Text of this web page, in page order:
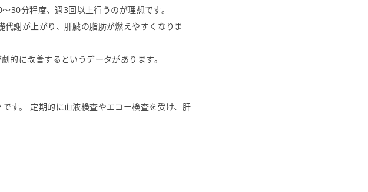
30分程度、週3回以上行うのが理想です。
謝が上がり、肝臓の脂肪が燃えやすくなりま
的に改善するというデータがあります。
す。 定期的に血液検査やエコー検査を受け、肝